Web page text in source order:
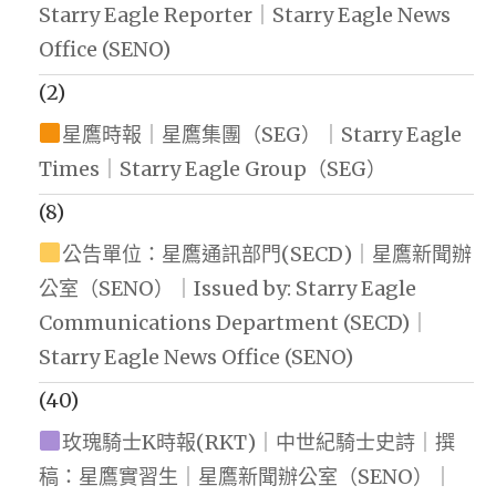
Starry Eagle Reporter｜Starry Eagle News
Office (SENO)
(2)
星鷹時報｜星鷹集團（SEG）｜Starry Eagle
Times｜Starry Eagle Group（SEG）
(8)
公告單位：星鷹通訊部門(SECD)｜星鷹新聞辦
公室（SENO）｜Issued by: Starry Eagle
Communications Department (SECD)｜
Starry Eagle News Office (SENO)
(40)
玫瑰騎士K時報(RKT)｜中世紀騎士史詩｜撰
稿：星鷹實習生｜星鷹新聞辦公室（SENO）｜